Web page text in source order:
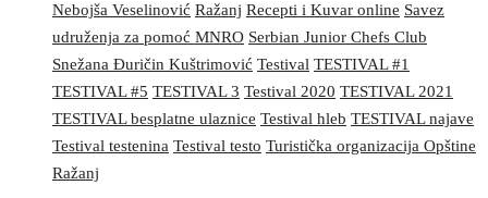
Nebojša Veselinović Ražanj Recepti i Kuvar online Savez
udruženja za pomoć MNRO Serbian Junior Chefs Club
Snežana Đuričin Kuštrimović Testival TESTIVAL #1
TESTIVAL #5 TESTIVAL 3 Testival 2020 TESTIVAL 2021
TESTIVAL besplatne ulaznice Testival hleb TESTIVAL najave
Testival testenina Testival testo Turistička organizacija Opštine
Ražanj